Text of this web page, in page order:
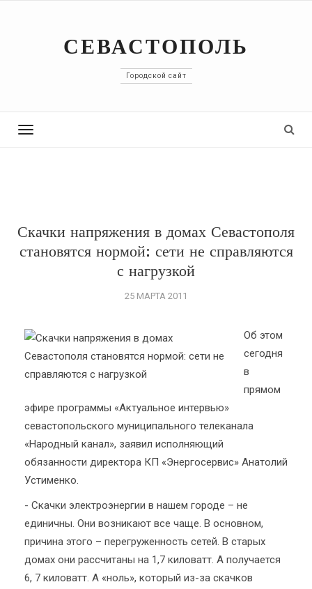
СЕВАСТОПОЛЬ
Городской сайт
Toggle
Скачки напряжения в домах Севастополя
становятся нормой: сети не справляются
с нагрузкой
25 МАРТА 2011
Об этом
сегодня
в
прямом
эфире программы «Актуальное интервью»
севастопольского муниципального телеканала
«Народный канал», заявил исполняющий
обязанности директора КП «Энергосервис» Анатолий
Устименко.
- Скачки электроэнергии в нашем городе – не
единичны. Они возникают все чаще. В основном,
причина этого – перегруженность сетей. В старых
домах они рассчитаны на 1,7 киловатт. А получается
6, 7 киловатт. А «ноль», который из-за скачков